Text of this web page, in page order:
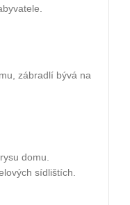
zábradlí bývá na
domu.
sídlištích.